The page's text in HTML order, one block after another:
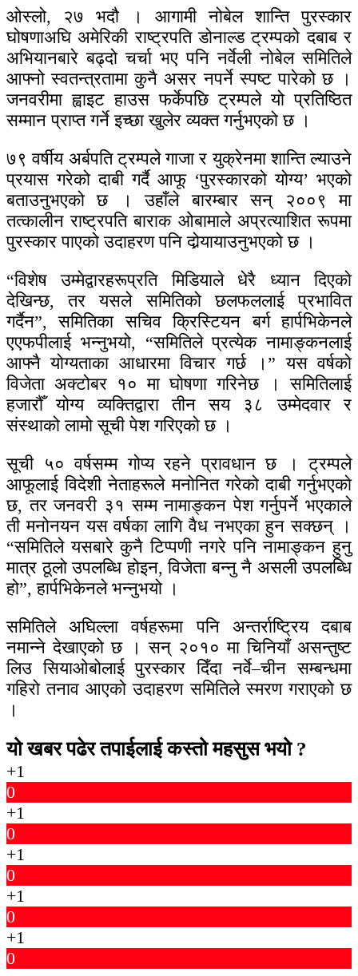
ओस्लो, २७ भदौ । आगामी नोबेल शान्ति पुरस्कार
घोषणाअघि अमेरिकी राष्ट्रपति डोनाल्ड ट्रम्पको दबाब र
अभियानबारे बढ्दो चर्चा भए पनि नर्वेली नोबेल समितिले
आफ्नो स्वतन्त्रतामा कुनै असर नपर्ने स्पष्ट पारेको छ ।
जनवरीमा ह्वाइट हाउस फर्केपछि ट्रम्पले यो प्रतिष्ठित
सम्मान प्राप्त गर्ने इच्छा खुलेर व्यक्त गर्नुभएको छ ।
७९ वर्षीय अर्बपति ट्रम्पले गाजा र युक्रेनमा शान्ति ल्याउने
प्रयास गरेको दाबी गर्दै आफू ‘पुरस्कारको योग्य’ भएको
बताउनुभएको छ । उहाँले बारम्बार सन् २००९ मा
तत्कालीन राष्ट्रपति बाराक ओबामाले अप्रत्याशित रूपमा
पुरस्कार पाएको उदाहरण पनि दोर्‍यायाउनुभएको छ ।
“विशेष उम्मेद्वारहरूप्रति मिडियाले धेरै ध्यान दिएको
देखिन्छ, तर यसले समितिको छलफललाई प्रभावित
गर्दैन”, समितिका सचिव क्रिस्टियन बर्ग हार्पभिकेनले
एएफपीलाई भन्नुभयो, “समितिले प्रत्येक नामाङ्कनलाई
आफ्नै योग्यताका आधारमा विचार गर्छ ।” यस वर्षको
विजेता अक्टोबर १० मा घोषणा गरिनेछ । समितिलाई
हजारौँ योग्य व्यक्तिद्वारा तीन सय ३८ उम्मेदवार र
संस्थाको लामो सूची पेश गरिएको छ ।
सूची ५० वर्षसम्म गोप्य रहने प्रावधान छ । ट्रम्पले
आफूलाई विदेशी नेताहरूले मनोनित गरेको दाबी गर्नुभएको
छ, तर जनवरी ३१ सम्म नामाङ्कन पेश गर्नुपर्ने भएकाले
ती मनोनयन यस वर्षका लागि वैध नभएका हुन सक्छन् ।
“समितिले यसबारे कुनै टिप्पणी नगरे पनि नामाङ्कन हुनु
मात्र ठूलो उपलब्धि होइन, विजेता बन्नु नै असली उपलब्धि
हो”, हार्पभिकेनले भन्नुभयो ।
समितिले अघिल्ला वर्षहरूमा पनि अन्तर्राष्ट्रिय दबाब
नमान्ने देखाएको छ । सन् २०१० मा चिनियाँ असन्तुष्ट
लिउ सियाओबोलाई पुरस्कार दिँदा नर्वे–चीन सम्बन्धमा
गहिरो तनाव आएको उदाहरण समितिले स्मरण गराएको छ
।
यो खबर पढेर तपाईलाई कस्तो महसुस भयो ?
+1
0
+1
0
+1
0
+1
0
+1
0